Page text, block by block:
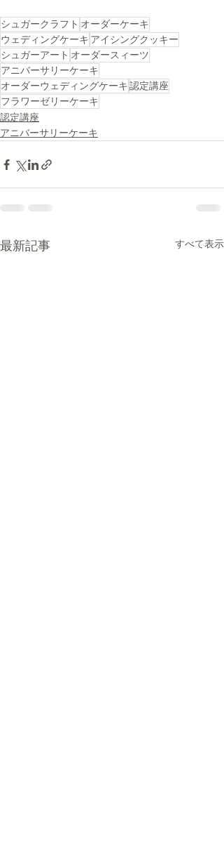
シュガークラフト オーダーケーキ
ウェディングケーキ アイシングクッキー
シュガーアート オーダースィーツ
アニバーサリーケーキ
オーダーウェディングケーキ 認定講座
フラワーゼリーケーキ
認定講座
アニバーサリーケーキ
最新記事 すべて表示